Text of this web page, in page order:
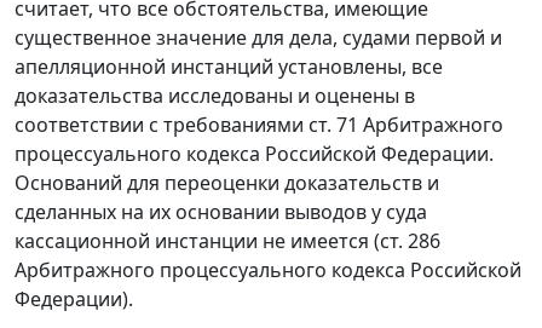
считает, что все обстоятельства, имеющие
существенное значение для дела, судами первой и
апелляционной инстанций установлены, все
доказательства исследованы и оценены в
соответствии с требованиями ст. 71 Арбитражного
процессуального кодекса Российской Федерации.
Оснований для переоценки доказательств и
сделанных на их основании выводов у суда
кассационной инстанции не имеется (ст. 286
Арбитражного процессуального кодекса Российской
Федерации).